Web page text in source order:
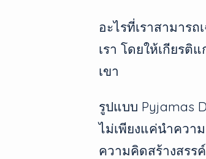
อะไรที่เราสามาร
เรา โดยให้เกียร
เขา
รูปแบบ Pyjamas
ไม่เพียงแค่นำควา
ความคิดสร้างสร